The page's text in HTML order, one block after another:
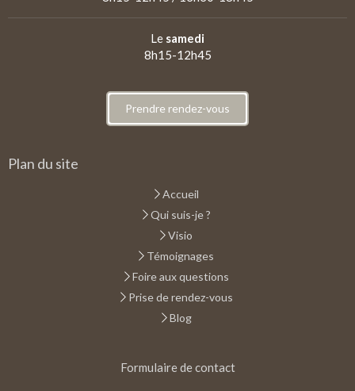
Le samedi
8h15-12h45
Prendre rendez-vous
Plan du site
Accueil
Qui suis-je ?
Visio
Témoignages
Foire aux questions
Prise de rendez-vous
Blog
Formulaire de contact